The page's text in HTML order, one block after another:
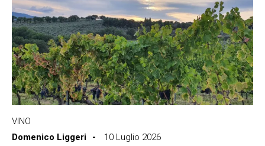
VINO
Domenico Liggeri
10 Luglio 2026